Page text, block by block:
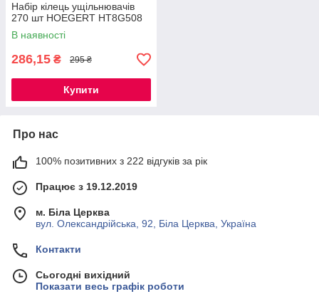
Набір кілець ущільнювачів
270 шт HOEGERT HT8G508
В наявності
286,15 ₴ 295 ₴
Купити
Про нас
100% позитивних з 222 відгуків за рік
Працює з 19.12.2019
м. Біла Церква
вул. Олександрійська, 92, Біла Церква, Україна
Контакти
Сьогодні вихідний
Показати весь графік роботи